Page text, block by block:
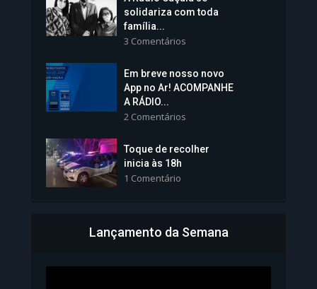
Vice-Prefeita Sheila Lemos
tomará posse nesta...
1.101 Modos de exibição
Bahia inicia emissão da
solidariza com toda
família...
3 Comentários
Em breve nosso novo
App no Ar! ACOMPANHE
A RÁDIO...
2 Comentários
Toque de recolher
inicia às 18h
1 Comentário
Lançamento da Semana